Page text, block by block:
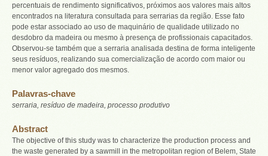
percentuais de rendimento significativos, próximos aos valores mais altos
encontrados na literatura consultada para serrarias da região. Esse fato
pode estar associado ao uso de maquinário de qualidade utilizado no
desdobro da madeira ou mesmo à presença de profissionais capacitados.
Observou-se também que a serraria analisada destina de forma inteligente
seus resíduos, realizando sua comercialização de acordo com maior ou
menor valor agregado dos mesmos.
Palavras-chave
serraria, resíduo de madeira, processo produtivo
Abstract
The objective of this study was to characterize the production process and
the waste generated by a sawmill in the metropolitan region of Belem, State